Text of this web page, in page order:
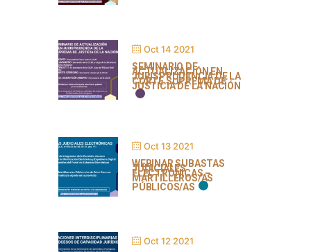
Oct 14 2021
SEMINARIO DE
ACTUALIZACIÓN EN
JURISPRUDENCIA DE LA
CORTE SUPREMA DE
JUSTICIA DE LA NACIÓN
Oct 13 2021
WEBINAR SUBASTAS
JUDICIALES
ELECTRÓNICAS –
MARTILLEROS/AS
PÚBLICOS/AS
Oct 12 2021